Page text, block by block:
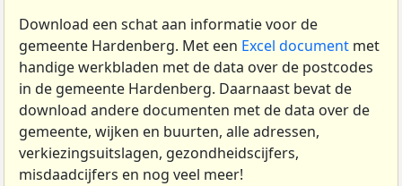
Download een schat aan informatie voor de
gemeente Hardenberg. Met een Excel document met
handige werkbladen met de data over de postcodes
in de gemeente Hardenberg. Daarnaast bevat de
download andere documenten met de data over de
gemeente, wijken en buurten, alle adressen,
verkiezingsuitslagen, gezondheidscijfers,
misdaadcijfers en nog veel meer!